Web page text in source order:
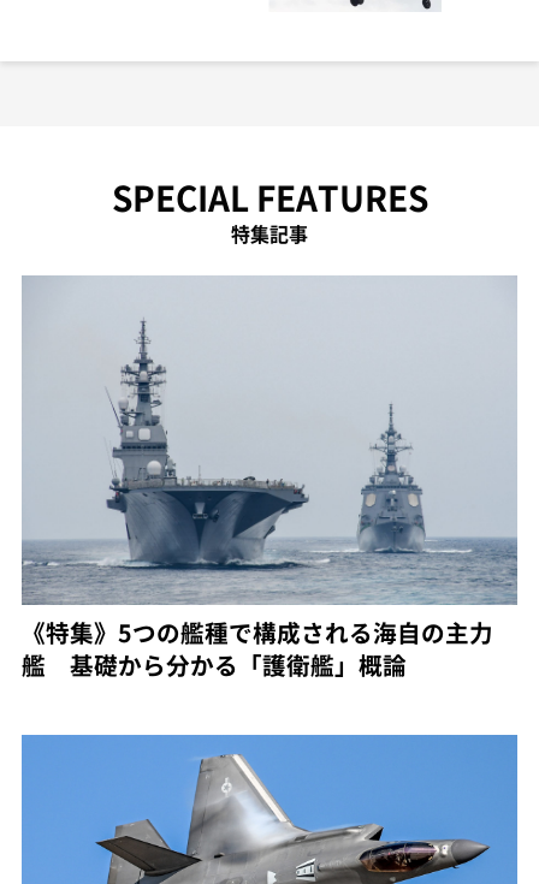
SPECIAL FEATURES
特集記事
《特集》5つの艦種で構成される海自の主力
艦 基礎から分かる「護衛艦」概論